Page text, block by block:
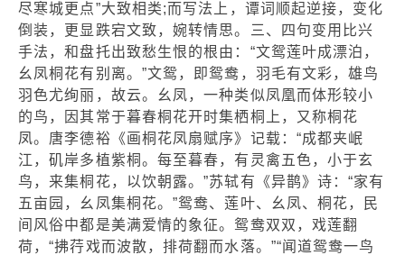
尽寒城更点”大致相类;而写法上，谭词顺起逆接，变化
倒装，更显跌宕文致，婉转情思。三、四句变用比兴
手法，和盘托出致愁生恨的根由：“文鸳莲叶成漂泊，
幺凤桐花有别离。”文鸳，即鸳鸯，羽毛有文彩，雄鸟
羽色尤绚丽，故云。幺凤，一种类似凤凰而体形较小
的鸟，因其常于暮春桐花开时集栖桐上，又称桐花
凤。唐李德裕《画桐花凤扇赋序》记载：“成都夹岷
江，矶岸多植紫桐。每至暮春，有灵禽五色，小于玄
鸟，来集桐花，以饮朝露。”苏轼有《异鹊》诗：“家有
五亩园，幺凤集桐花。”鸳鸯、莲叶、幺凤、桐花，民
间风俗中都是美满爱情的象征。鸳鸯双双，戏莲翻
荷，“拂荇戏而波散，排荷翻而水落。”“闻道鸳鸯一鸟